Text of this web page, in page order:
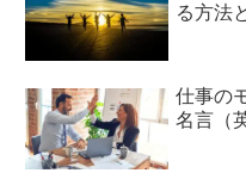
る方法
仕事の
名言（